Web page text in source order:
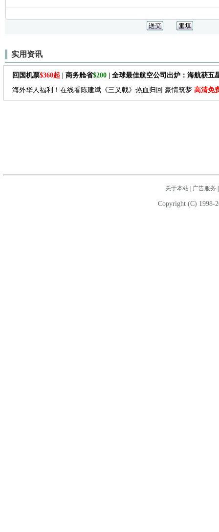
实用资讯
回国机票$360起 | 商务舱省$200 | 全球最佳航空公司出炉：海航获五
海外华人福利！在线看陈建斌《三叉戟》热血归回 豪情筑梦 高清免
关于本站| 广告服务
Copyright (C) 1998-